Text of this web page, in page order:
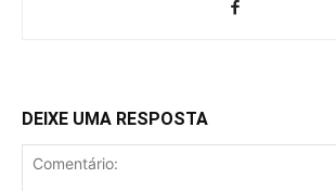
DEIXE UMA RESPOSTA